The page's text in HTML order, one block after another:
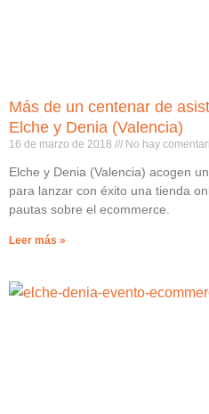
Más de un centenar de
Elche y Denia (Valencia)
16 de marzo de 2018 No hay
Elche y Denia (Valencia) acogen
para lanzar con éxito una tienda
pautas sobre el ecommerce.
Leer más »